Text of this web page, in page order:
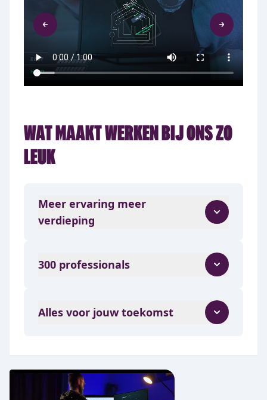
of
7
WAT MAAKT WERKEN BIJ ONS ZO
LEUK
Meer ervaring meer
verdieping
300 professionals
Alles voor jouw toekomst